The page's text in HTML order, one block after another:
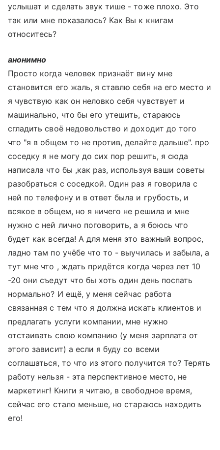
услышат и сделать звук тише - тоже плохо. Это
так или мне показалось? Как Вы к книгам
относитесь?
анонимно
Просто когда человек признаёт вину мне
становится его жаль, я ставлю себя на его место и
я чувствую как он неловко себя чувствует и
машинально, что бы его утешить, стараюсь
сгладить своё недовольство и доходит до того
что "я в общем то не против, делайте дальше". про
соседку я не могу до сих пор решить, я сюда
написала что бы ,как раз, используя ваши советы
разобраться с соседкой. Один раз я говорила с
ней по телефону и в ответ была и грубость, и
всякое в общем, но я ничего не решила и мне
нужно с ней лично поговорить, а я боюсь что
будет как всегда! А для меня это важный вопрос,
ладно там по учёбе что то - выучилась и забыла, а
тут мне что , ждать придётся когда через лет 10
-20 они съедут что бы хоть один день поспать
нормально? И ещё, у меня сейчас работа
связанная с тем что я должна искать клиентов и
предлагать услуги компании, мне нужно
отстаивать свою компанию (у меня зарплата от
этого зависит) а если я буду со всеми
соглашаться, то что из этого получится то? Терять
работу нельзя - эта перспективное место, не
маркетинг! Книги я читаю, в свободное время,
сейчас его стало меньше, но стараюсь находить
его!